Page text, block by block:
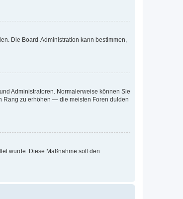
Die Board-Administration kann bestimmen,
Administratoren. Normalerweise können Sie
Rang zu erhöhen — die meisten Foren dulden
wurde. Diese Maßnahme soll den